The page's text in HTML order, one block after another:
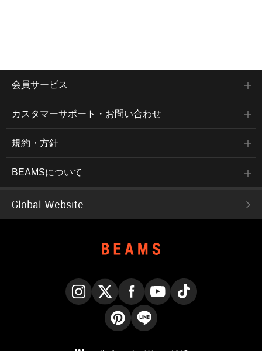
会員サービス
カスタマーサポート・お問い合わせ
規約・方針
BEAMSについて
Global Website